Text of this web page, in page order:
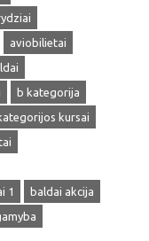
aviobilietai
b kategorija
kursai
1
baldai akcija